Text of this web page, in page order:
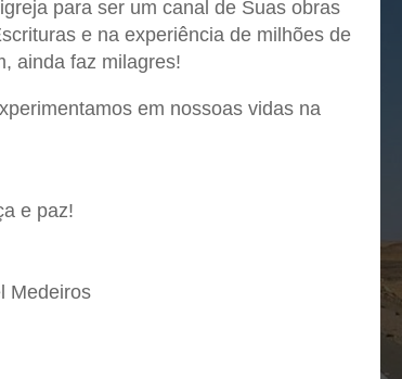
para ser um canal de Suas obras
e na experiência de milhões de
ainda faz milagres!
em nossoas vidas na
e paz!
Medeiros